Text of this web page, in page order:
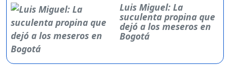
Luis Miguel: La
suculenta propina que
dejó a los meseros en
Bogotá